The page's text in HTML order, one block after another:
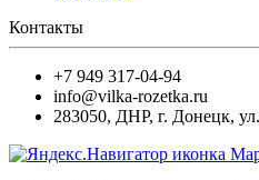
Контакты
+7 949 317-04-94
info@vilka-rozetka.ru
283050, ДНР, г. Донецк,